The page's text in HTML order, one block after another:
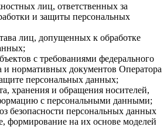
лиц, ответственных за
и защиты персональных
лиц, допущенных к обработке
с требованиями федерального
и нормативных документов Оператора
персональных данных;
хранения и обращения носителей,
с персональными данными;
безопасности персональных данных
формирование на их основе моделей